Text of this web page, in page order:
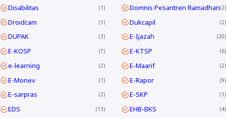
Disabilitas 1 Domnis Pesantren Ramadhan 2
Droidcam 1 Dukcapil 2
DUPAK 3 E-Ijazah 20
E-KOSP 7 E-KTSP 6
e-learning 2 E-Maarif 2
E-Monev 1 E-Rapor 9
E-sarpras 2 E-SKP 1
EDS 13 EHB-BKS 4